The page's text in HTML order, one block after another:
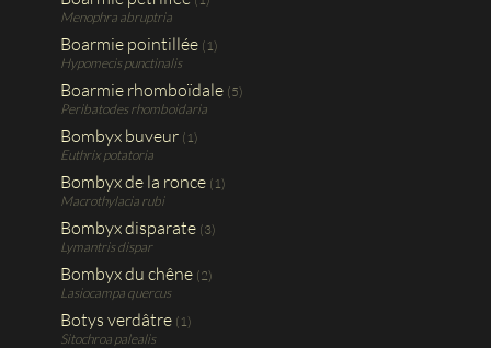
Menophra abruptria
Boarmie pointillée (1)
Hypomecis punctinalis
Boarmie rhomboïdale (5)
Peribatodes rhomboidaria
Bombyx buveur (1)
Euthrix potatoria
Bombyx de la ronce (1)
Macrothylacia rubi
Bombyx disparate (3)
Lymantris dispar
Bombyx du chêne (2)
Lasiocampa quercus
Botys verdâtre (1)
Sitochroa palealis